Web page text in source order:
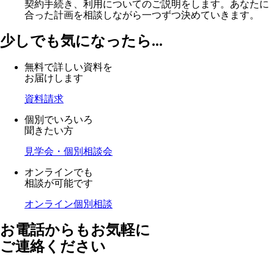
契約手続き、利用についてのご説明をします。あなたに
合った計画を相談しながら一つずつ決めていきます。
少しでも気になったら...
無料で詳しい資料を
お届けします
資料請求
個別でいろいろ
聞きたい方
見学会・個別相談会
オンラインでも
相談が可能です
オンライン個別相談
お電話からもお気軽に
ご連絡ください